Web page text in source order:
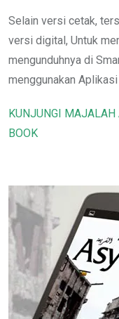
Selain versi cetak,
versi digital, Untuk
mengunduhnya di
menggunakan
KUNJUNGI MAJALAH
BOOK